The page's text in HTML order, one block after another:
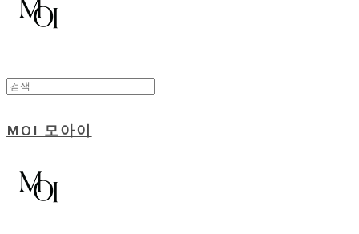
MOI 모아이